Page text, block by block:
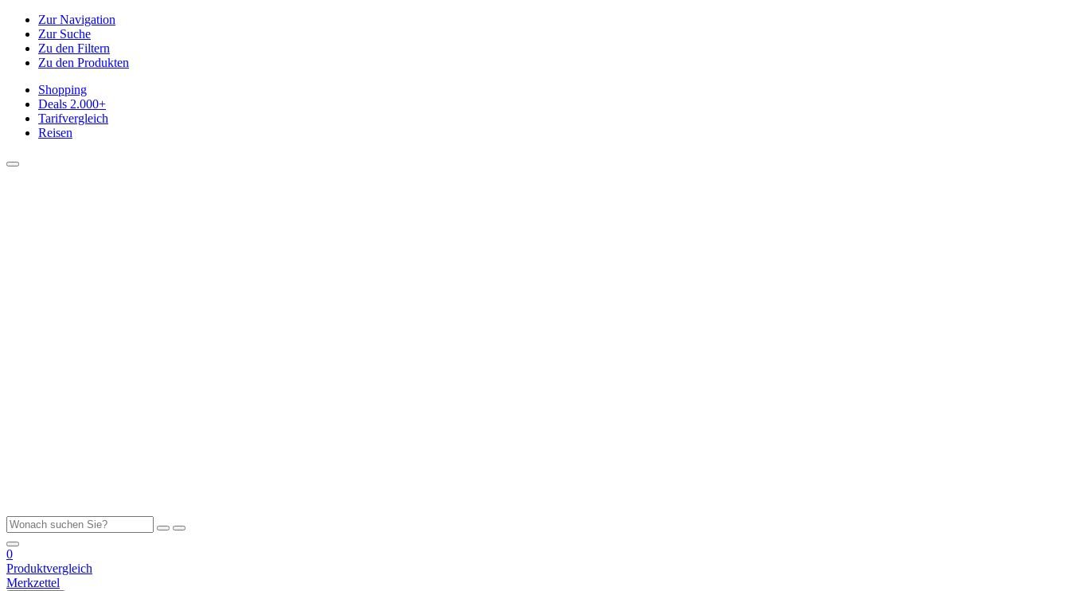
Zur Navigation
Zur Suche
Zu den Filtern
Zu den Produkten
Shopping
Deals 2.000+
Tarifvergleich
Reisen
0
Produktvergleich
Merkzettel